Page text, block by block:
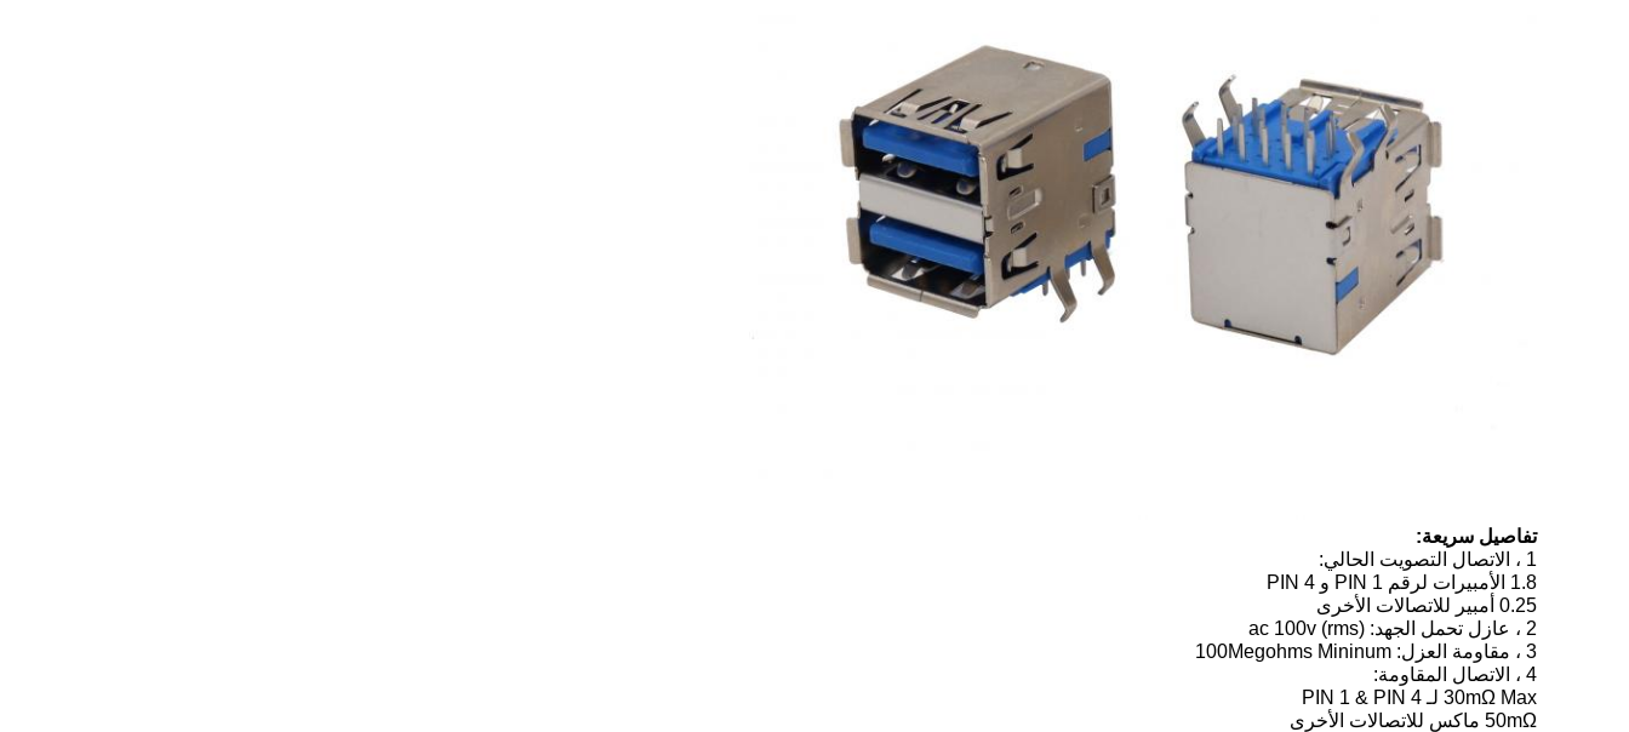
تفاصيل سريعة:
1 ، الاتصال التصويت الحالي:
1.8 الأمبيرات لرقم PIN 1 و PIN 4
0.25 أمبير للاتصالات الأخرى
2 ، عازل تحمل الجهد: ac 100v (rms)
3 ، مقاومة العزل: 100Megohms Mininum
4 ، الاتصال المقاومة:
30mΩ Max لـ PIN 1 & PIN 4
50mΩ ماكس للاتصالات الأخرى